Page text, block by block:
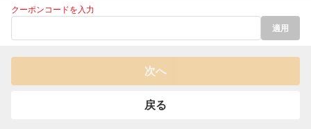
クーポンコードを入力
適用
次へ
戻る